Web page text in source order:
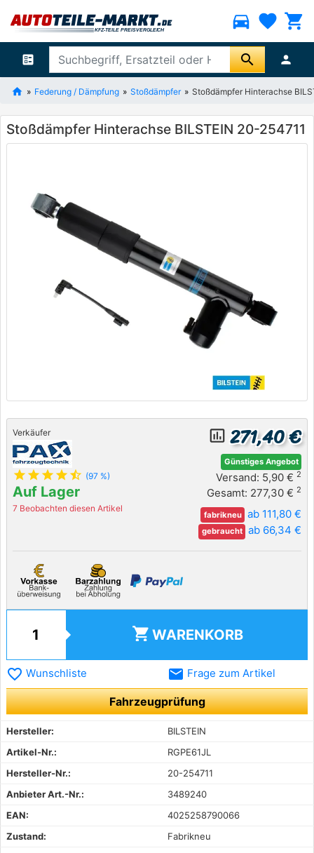
directions_car favorite shopping_cart
ballot search person
Federung / Dämpfung Stoßdämpfer Stoßdämpfer Hinterachse
Stoßdämpfer Hinterachse BILSTEIN 20-254711
Verkäufer
star star star star star_half (97 %)
Auf Lager
7 Beobachten diesen Artikel
insert_chart_outlined 271,40 €
Günstiges Angebot
Versand: 5,90 € 2
Gesamt: 277,30 € 2
fabrikneu ab 111,80 €
gebraucht ab 66,34 €
shopping_cart WARENKORB
favorite_border Wunschliste email Frage zum Artikel
Fahrzeugprüfung
Hersteller:
BILSTEIN
Artikel-Nr.:
RGPE61JL
Hersteller-Nr.:
20-254711
Anbieter Art.-Nr.:
3489240
EAN:
4025258790066
Zustand:
Fabrikneu